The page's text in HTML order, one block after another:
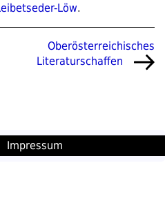
Löw.
Nächster
Beitrag
Oberösterreichisches
Literaturschaffen
Impressum